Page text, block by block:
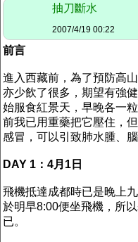
抽刀斷水
2007/4/19 00:22
前言
進入西藏前，為了預防高
亦少飲了很多，期望有強
始服食紅景天，早晚各一
前我已用重藥把它壓住，
感冒，可以引致肺水腫、
DAY 1：4月1日
飛機抵達成都時已是晚上
於明早8:00便坐飛機，所
已。